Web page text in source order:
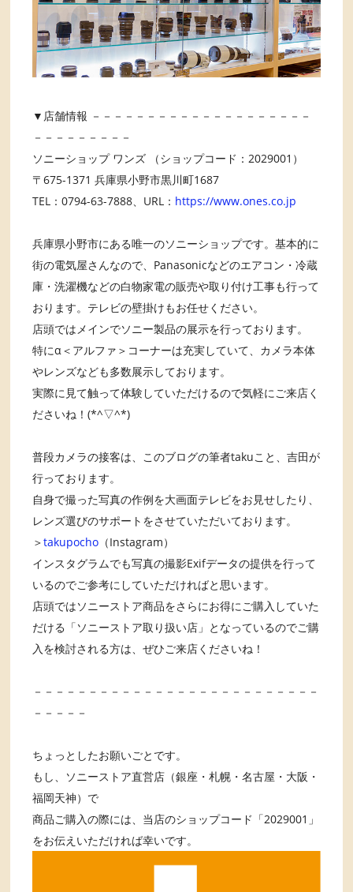
▼店舗情報 －－－－－－－－－－－－－－－－－－－－
－－－－－－－－－
ソニーショップ ワンズ （ショップコード：2029001）
〒675-1371 兵庫県小野市黒川町1687
TEL：0794-63-7888、URL： https://www.ones.co.jp
兵庫県小野市にある唯一のソニーショップです。基本的に
街の電気屋さんなので、Panasonicなどのエアコン・冷蔵
庫・洗濯機などの白物家電の販売や取り付け工事も行って
おります。テレビの壁掛けもお任せください。
店頭ではメインでソニー製品の展示を行っております。
特にα＜アルファ＞コーナーは充実していて、カメラ本体
やレンズなども多数展示しております。
実際に見て触って体験していただけるので気軽にご来店く
ださいね！(*^▽^*)
普段カメラの接客は、このブログの筆者takuこと、吉田が
行っております。
自身で撮った写真の作例を大画面テレビをお見せしたり、
レンズ選びのサポートをさせていただいております。
＞takupocho （Instagram）
インスタグラムでも写真の撮影Exifデータの提供を行って
いるのでご参考にしていただければと思います。
店頭ではソニーストア商品をさらにお得にご購入していた
だける「ソニーストア取り扱い店」となっているのでご購
入を検討される方は、ぜひご来店くださいね！
－－－－－－－－－－－－－－－－－－－－－－－－－－
－－－－－
ちょっとしたお願いごとです。
もし、ソニーストア直営店（銀座・札幌・名古屋・大阪・
福岡天神）で
商品ご購入の際には、当店のショップコード「2029001」
をお伝えいただければ幸いです。